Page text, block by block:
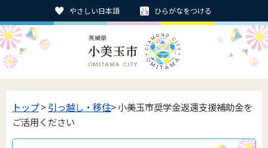
やさしい日本語 ひらがなをつける
トップ>引っ越し・移住> 小美玉市奨学金返還支援補助金を
ご活用ください